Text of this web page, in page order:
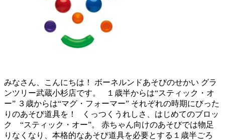
みなさん、こんにちは！ ボーネルンドあそびのせかい グラ
ンツリー武蔵小杉店です。 １歳半からは“スティック・オ
ー” ３歳からは“マグ・フォーマー” それぞれの時期にびった
りのあそび道具を！ くっつくうれしさ、はじめてのブロッ
ク “スティック・オー”。 赤ちゃん向けのあそびでは物足
りなくなり、本格的なあそび道具を必要とする１歳半ごろ